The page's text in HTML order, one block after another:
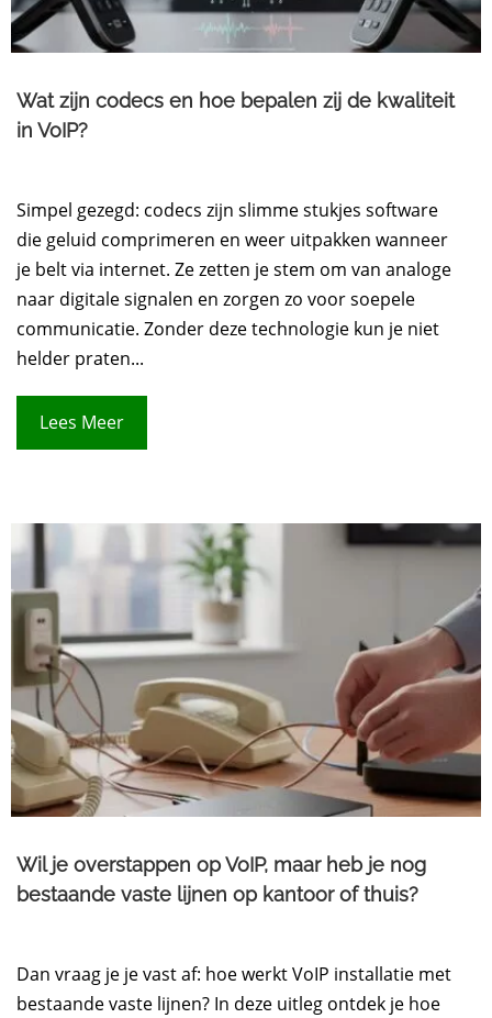
Wat zijn codecs en hoe bepalen zij de kwaliteit
in VoIP?
Simpel gezegd: codecs zijn slimme stukjes software
die geluid comprimeren en weer uitpakken wanneer
je belt via internet. Ze zetten je stem om van analoge
naar digitale signalen en zorgen zo voor soepele
communicatie. Zonder deze technologie kun je niet
helder praten...
Lees Meer
Wil je overstappen op VoIP, maar heb je nog
bestaande vaste lijnen op kantoor of thuis?
Dan vraag je je vast af: hoe werkt VoIP installatie met
bestaande vaste lijnen? In deze uitleg ontdek je hoe